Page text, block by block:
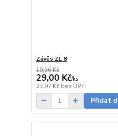
Závěs ZL 8
19,36 Kč
29,00 Kč/ks
23,97 Kč bez DPH
Přidat